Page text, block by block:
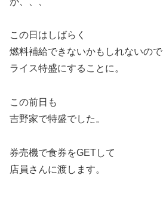
この日はしばらく
燃料補給できないかもしれないので
ライス特盛にすることに。
この前日も
吉野家で特盛でした。
券売機で食券をGETして
店員さんに渡します。